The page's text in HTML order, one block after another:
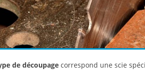
de découpage correspond une scie